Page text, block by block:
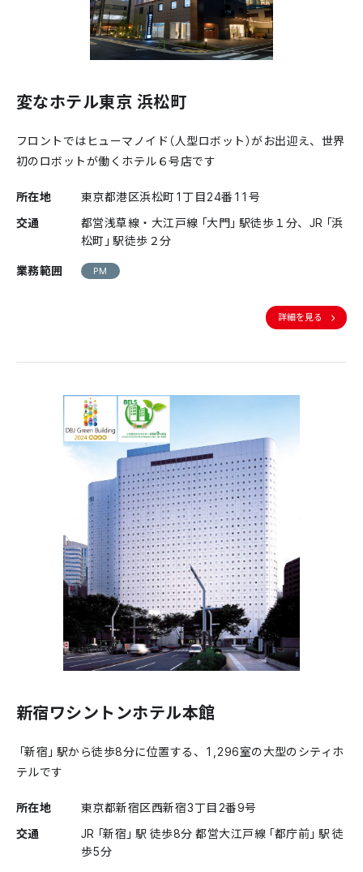
変なホテル東京 浜松町
フロントではヒューマノイド（人型ロボット）がお出迎え、世界
初のロボットが働くホテル６号店です
所在地
東京都港区浜松町1丁目24番11号
交通
都営浅草線・大江戸線「大門」駅徒歩１分、JR「浜
松町」駅徒歩２分
業務範囲
PM
詳細を見る
新宿ワシントンホテル本館
「新宿」駅から徒歩8分に位置する、1,296室の大型のシティホ
テルです
所在地
東京都新宿区西新宿3丁目2番9号
交通
JR「新宿」駅 徒歩8分 都営大江戸線「都庁前」駅 徒
歩5分